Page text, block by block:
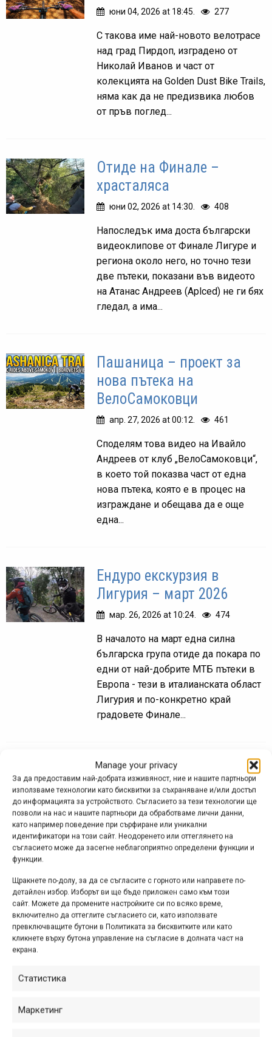
Manage your privacy
За да предоставим най-добрата изживяност, ние и нашите партньори
използваме технологии като бисквитки за съхраняване и/или достъп
до информацията за устройството. Съгласието за тези технологии ще
позволи на нас и нашите партньори да обработваме лични данни,
като например поведение при сърфиране или уникални
идентификатори на този сайт. Неодоренето или оттеглянето на
съгласието може да засегне неблагоприятно определени функции и
функции.
Щракнете по-долу, за да се съгласите с горното или направете по-
детайлен избор. Изборът ви ще бъде приложен само към този
сайт. Можете да промените настройките си по всяко време,
включително да оттеглите съгласието си, като използвате
превключващите бутони в Политиката за бисквитките или като
кликнете върху бутона управление на съгласие в долната част на
екрана.
Статистика
Маркетинг
юни 04, 2026 at 18:45. 277
С такова име най-новото велотрасе
над град Пирдоп, изградено от
Николай Иванов и част от
колекцията на Golden Dust Bike Trails,
няма как да не предизвика любов
от пръв поглед...
Отиде на Финале –
храсталяса
юни 02, 2026 at 14:30. 408
Напоследък има доста български
видеоклипове от Финале Лигуре и
региона около него, но точно тези
две пътеки, показани във видеото
на Атанас Андреев (Aplced) не ги бях
гледал, а има...
Пашаница – проект за
нова пътека на
ВелоСамоковци
апр. 27, 2026 at 00:12. 461
Споделям това видео на Ивайло
Андреев от клуб „ВелоСамоковци“,
в което той показва част от една
нова пътека, която е в процес на
изграждане и обещава да е още
една...
Ендуро екскурзия в
Лигурия – март 2026
мар. 26, 2026 at 10:24. 474
В началото на март една силна
българска група отиде да покара по
едни от най-добрите МТБ пътеки в
Европа - тези в италианската област
Лигурия и по-конкретно край
градовете Финале...
Петър Желев | „Бизоните“
с поглед отгоре
мар. 11, 2026 at 14:31. 745
Динамично и въздействащо видео
на Петър Желев от „Бизоните“ - една
пътеки в Източните Родопи.
Кивитата, Кокала,